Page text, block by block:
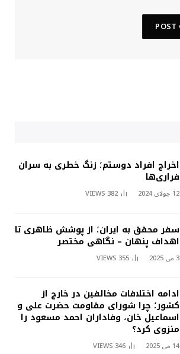
اخراج افراد دوستم؛ زنگ خطری به سران
فراری‌ها
12 جولای 2024 382
VIEWS
سفر محقق به ایران؛ از پوشش ظاهری تا
اهداف پنهان – نگاهی مختصر
3 می 2025 355
VIEWS
ادامه اختلافات مخالفین در خارج از
کشور؛ چرا شورای مقاومت حضرت علی و
اسماعیل خان، وفاداران احمد مسعود را
منزوی کرد؟
14 می 2025 346
VIEWS